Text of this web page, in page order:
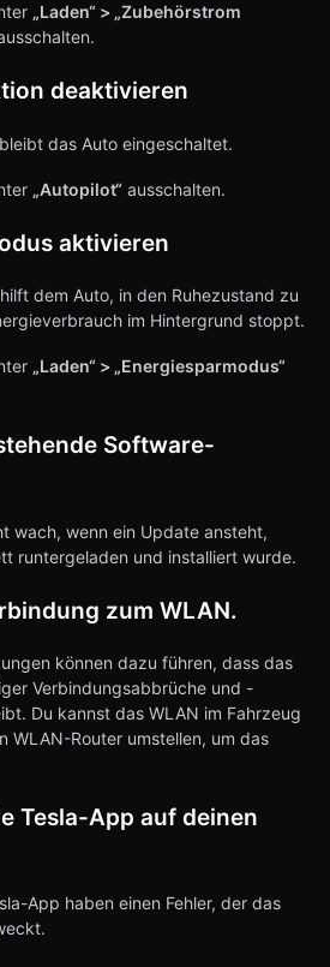
„Laden“ > „Zubehörstrom
deaktivieren
das Auto eingeschaltet.
„Autopilot“ ausschalten.
aktivieren
dem Auto, in den Ruhezustand zu
im Hintergrund stoppt.
„Laden“ > „Energiesparmodus“
Software-
wach, wenn ein Update ansteht,
runtergeladen und installiert wurde.
zum WLAN.
können dazu führen, dass das
Verbindungsabbrüche und -
Du kannst das WLAN im Fahrzeug
WLAN-Router umstellen, um das
Tesla-App auf deinen
App haben einen Fehler, der das